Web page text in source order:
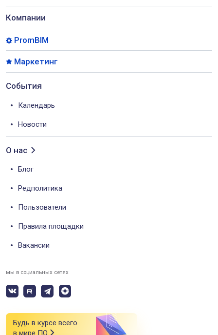
Компании
PromBIM
Маркетинг
События
Календарь
Новости
О нас
Блог
Редполитика
Пользователи
Правила площадки
Вакансии
мы в социальных сетях
Будь в курсе всего
в мире ПО